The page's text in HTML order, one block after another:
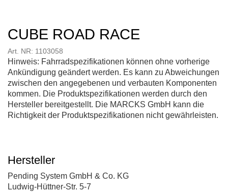
CUBE ROAD RACE
Art. NR: 1103058
Hinweis: Fahrradspezifikationen können ohne vorherige
Ankündigung geändert werden. Es kann zu Abweichungen
zwischen den angegebenen und verbauten Komponenten
kommen. Die Produktspezifikationen werden durch den
Hersteller bereitgestellt. Die MARCKS GmbH kann die
Richtigkeit der Produktspezifikationen nicht gewährleisten.
Hersteller
Pending System GmbH & Co. KG
Ludwig-Hüttner-Str. 5-7